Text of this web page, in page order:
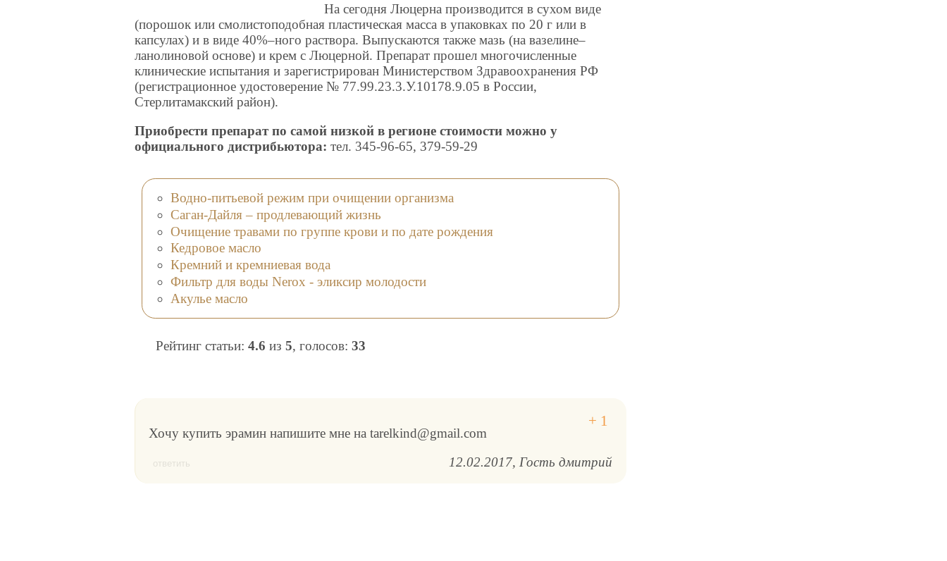
На сегодня Люцерна производится в сухом виде
(порошок или смолистоподобная пластическая масса в упаковках по 20 г или в
капсулах) и в виде 40%–ного раствора. Выпускаются также мазь (на вазелине–
ланолиновой основе) и крем с Люцерной. Препарат прошел многочисленные
клинические испытания и зарегистрирован Министерством Здравоохранения РФ
(регистрационное удостоверение № 77.99.23.3.У.10178.9.05 в России,
Стерлитамакский район).
Приобрести препарат по самой низкой в регионе стоимости можно у
официального дистрибьютора: тел. 345-96-65, 379-59-29
Водно-питьевой режим при очищении организма
Саган-Дайля – продлевающий жизнь
Очищение травами по группе крови и по дате рождения
Кедровое масло
Кремний и кремниевая вода
Фильтр для воды Nerox - эликсир молодости
Акулье масло
Рейтинг статьи: 4.6 из 5, голосов: 33
Хочу купить эрамин напишите мне на tarelkind@gmail.com
ответить 12.02.2017 Гость дмитрий